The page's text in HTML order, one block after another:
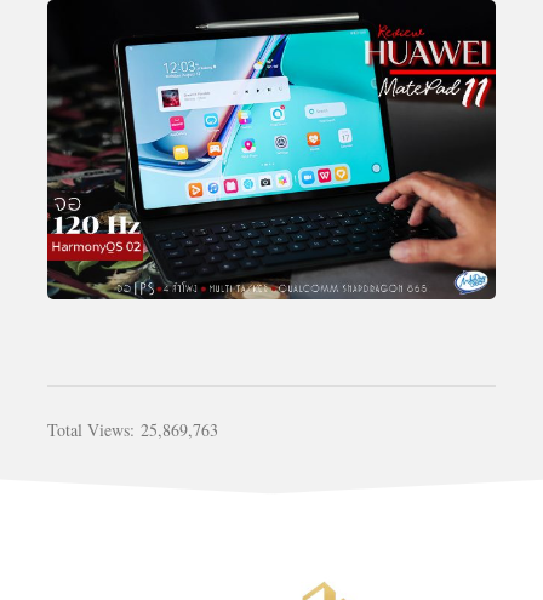
Total Views: 25,869,763